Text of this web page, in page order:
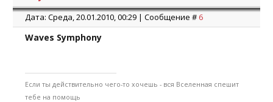
Дата: Среда, 20.01.2010, 00:29 | Сообщение # 6
Waves Symphony
Если ты действительно чего-то хочешь - вся Вселенная спешит
тебе на помощь